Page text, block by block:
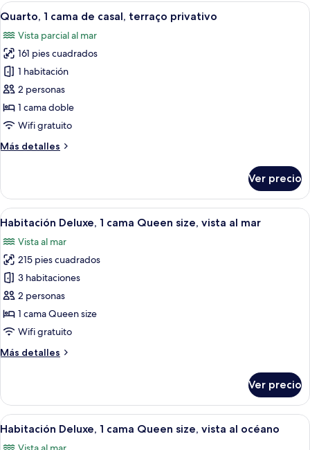
Abrir
todas
las
fotos
de
Quarto,
1
cama
casal,
Un dormitorio con cama, una mesa
9
Quarto, 1 cama de casal, terraço privativo
Vista parcial al mar
161 pies cuadrados
1 habitación
2 personas
1 cama doble
Wifi gratuito
Más detalles
Más
1
cama
de
terraço
privativo
Ver precio
Abrir
todas
las
fotos
de
Habitación
Deluxe,
1
Queen
al
mar
Habitación de hotel con una cama
3
Habitación Deluxe, 1 cama Queen size, vista al mar
Vista al mar
215 pies cuadrados
3 habitaciones
2 personas
1 cama Queen size
Wifi gratuito
Más detalles
Más
Deluxe,
cama
Ver precio
Abrir
todas
Un dormitorio con cama,
10
Habitación Deluxe, 1 cama Queen size, vista al océano